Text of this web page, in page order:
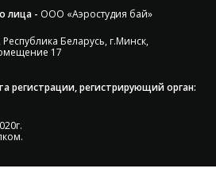
лица - ООО «Аэростудия бай»
Республика Беларусь, г.Минск,
17
регистрации, регистрирующий орган: